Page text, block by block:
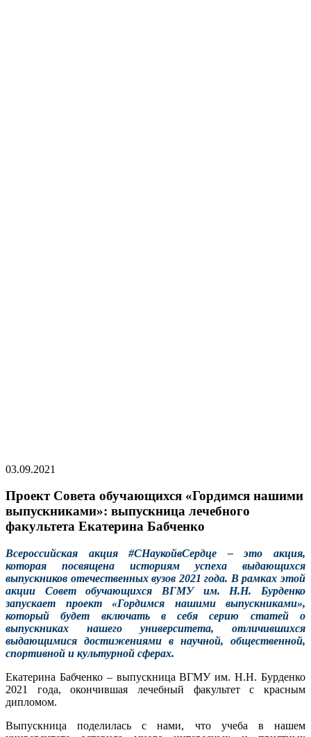
03.09.2021
Проект Совета обучающихся «Гордимся нашими
выпускниками»: выпускница лечебного
факультета Екатерина Бабченко
Всероссийская акция #СНаукойвСердце – это акция,
которая посвящена историям успеха выдающихся
выпускников отечественных вузов 2021 года. В рамках этой
акции Совет обучающихся ВГМУ им. Н.Н. Бурденко
запускает проект «Гордимся нашими выпускниками»,
который будет включать в себя серию статей о
выпускниках нашего университета, отличившихся
выдающимися достижениями в научной, общественной,
спортивной и культурной сферах.
Екатерина Бабченко – выпускница ВГМУ им. Н.Н. Бурденко
2021 года, окончившая лечебный факультет с красным
дипломом.
Выпускница поделилась с нами, что учеба в нашем